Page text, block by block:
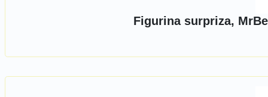
Figurina surpriza,